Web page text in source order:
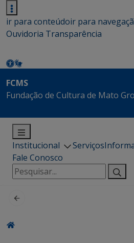
ir para conteúdoir para
Ouvidoria Transparência
FCMS
Fundação de Cultura de Mato
Institucional Serviços
Fale Conosco
Pesquisar
por: